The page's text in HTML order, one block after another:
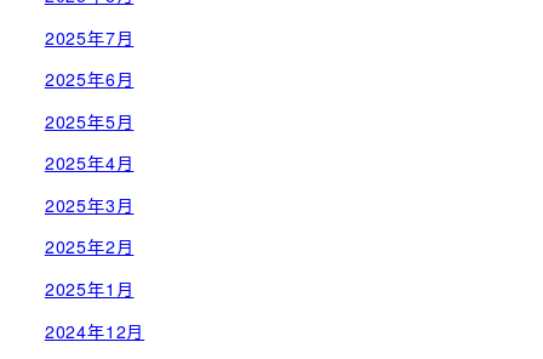
2025年7月
2025年6月
2025年5月
2025年4月
2025年3月
2025年2月
2025年1月
2024年12月